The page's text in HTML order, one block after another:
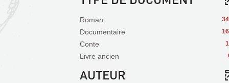
Roman
Documentaire
Conte
Livre ancien
AUTEUR